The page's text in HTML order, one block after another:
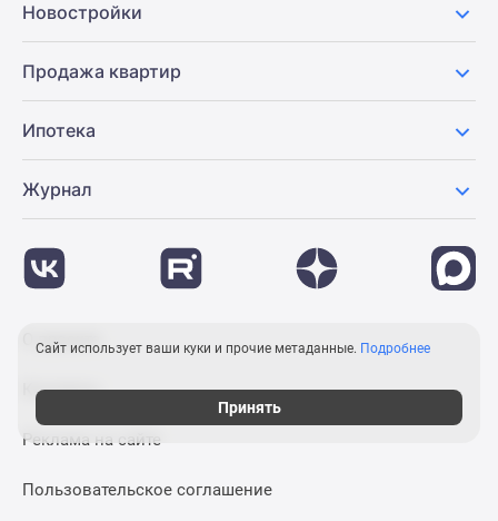
Новостройки
Продажа квартир
Ипотека
Журнал
О проекте
Контакты
Реклама на сайте
Пользовательское соглашение
Сайт использует ваши куки и прочие метаданные. Подробнее
Принять